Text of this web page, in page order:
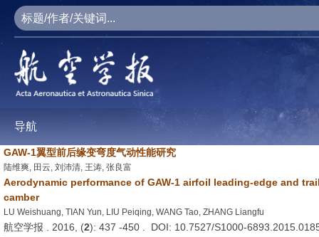
导航
GAW-1翼型前后缘变弯度气动性能研究
陆维爽, 田云, 刘沛清, 王涛, 张良富
Aerodynamic performance of GAW-1 airfoil leading-edge and
camber
LU Weishuang, TIAN Yun, LIU Peiqing, WANG Tao, ZHANG Liangfu
航空学报 . 2016, (2): 437 -450 . DOI: 10.7527/S1000-